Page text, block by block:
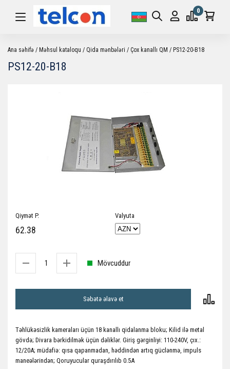
0
Ana səhifə Məhsul kataloqu Qida mənbələri Çox kanallı QM PS12-20-B18
PS12-20-B18
Qiymət P.
62.38
Valyuta
Mövcuddur
Səbətə əlavə et
Təhlükəsizlik kameraları üçün 18 kanallı qidalanma bloku; Kilid ilə metal
gövdə; Divara bərkidilmək üçün dəliklər. Giriş gərginliyi: 110-240V, çıx.:
12/20А; müdafiə: qısa qapanmadan, həddindən artıq güclənmə, impuls
maneələrindən; Qoruyucular quraşdırılıb 0.5A